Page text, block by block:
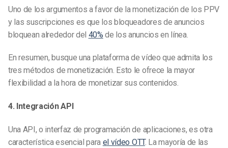
Uno de los argumentos a favor de la monetización de los PPV
y las suscripciones es que los bloqueadores de anuncios
bloquean alrededor del 40% de los anuncios en línea.
En resumen, busque una plataforma de vídeo que admita los
tres métodos de monetización. Esto le ofrece la mayor
flexibilidad a la hora de monetizar sus contenidos.
4. Integración API
Una API, o interfaz de programación de aplicaciones, es otra
característica esencial para el vídeo OTT. La mayoría de las